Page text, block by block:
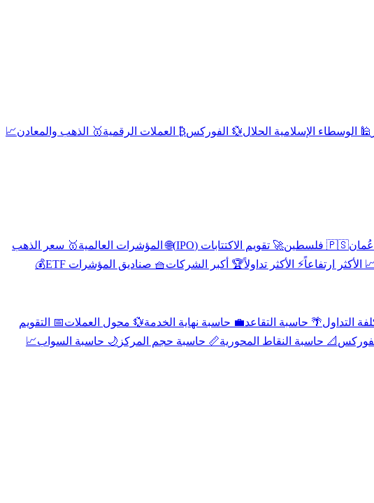
🕌 الوسطاء الإسلامية الحلال💱 الفوركس₿ العملات الرقمية🥇 الذهب والمعادن📈
🇵🇸 فلسطين 🚀 تقويم الاكتتابات (IPO) 🌐 المؤشرات العالمية🥇 سعر الذهب
الأكثر ارتفاعاً⚡ الأكثر تداولاً🏆 أكبر الشركات🧺 صناديق المؤشرات ETF
💰
التداول🌴 حاسبة التقاعد💼 حاسبة نهاية الخدمة💱 محول العملات📅 التقويم
📐 حاسبة النقاط المحورية📏 حاسبة حجم المركز 🌙 حاسبة السواب📈